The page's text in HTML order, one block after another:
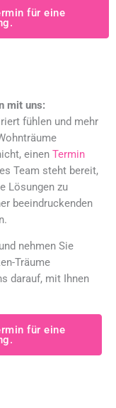
für eine
mit uns:
fühlen und mehr
einen Termin
Team steht bereit,
Lösungen zu
beeindruckenden
nehmen Sie
Träume
darauf, mit Ihnen
für eine